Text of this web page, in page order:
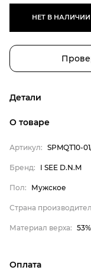
НЕТ В НАЛИЧИИ
Детали
Бренд
I
О товаре
Артикул: SPMQT10-
Бренд: I SEE D.N.M
Пол: Мужское
Страна
Материал верха:
Оплата